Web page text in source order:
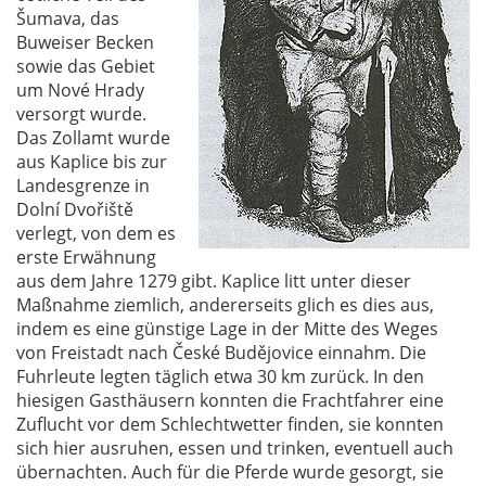
Šumava, das
Buweiser Becken
sowie das Gebiet
um Nové Hrady
versorgt wurde.
Das Zollamt wurde
aus Kaplice bis zur
Landesgrenze in
Dolní Dvořiště
verlegt, von dem es
erste Erwähnung
aus dem Jahre 1279 gibt. Kaplice litt unter dieser
Maßnahme ziemlich, andererseits glich es dies aus,
indem es eine günstige Lage in der Mitte des Weges
von Freistadt nach České Budějovice einnahm. Die
Fuhrleute legten täglich etwa 30 km zurück. In den
hiesigen Gasthäusern konnten die Frachtfahrer eine
Zuflucht vor dem Schlechtwetter finden, sie konnten
sich hier ausruhen, essen und trinken, eventuell auch
übernachten. Auch für die Pferde wurde gesorgt, sie